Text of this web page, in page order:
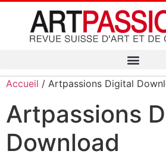
Accueil / Artpassions Digital
Artpassions
Download